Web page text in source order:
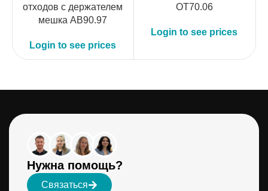
отходов с держателем
мешка AB90.97
Login to see prices
OT70.06
Login to see prices
Нужна помощь?
Связаться